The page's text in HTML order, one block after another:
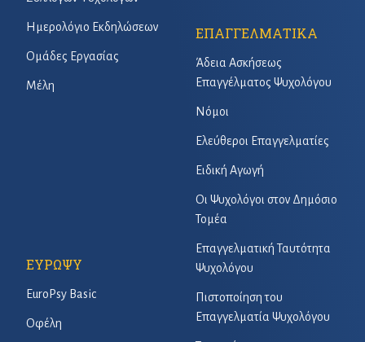
Ημερολόγιο Εκδηλώσεων
Ομάδες Εργασίας
Μέλη
ΕΠΑΓΓΕΛΜΑΤΙΚΑ
Άδεια Ασκήσεως
Επαγγέλματος Ψυχολόγου
Νόμοι
Ελεύθεροι Επαγγελματίες
Ειδική Αγωγή
Οι Ψυχολόγοι στον Δημόσιο
Τομέα
Επαγγελματική Ταυτότητα
Ψυχολόγου
Πιστοποίηση του
Επαγγελματία Ψυχολόγου
ΕΥΡΩΨΥ
EuroPsy Basic
Οφέλη